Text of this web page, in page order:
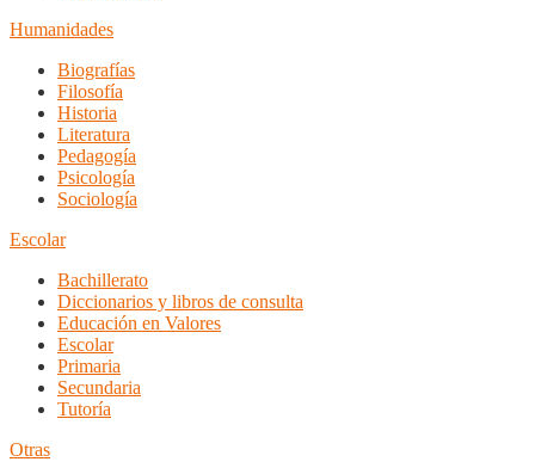
Humanidades
Biografías
Filosofía
Historia
Literatura
Pedagogía
Psicología
Sociología
Escolar
Bachillerato
Diccionarios y libros de consulta
Educación en Valores
Escolar
Primaria
Secundaria
Tutoría
Otras